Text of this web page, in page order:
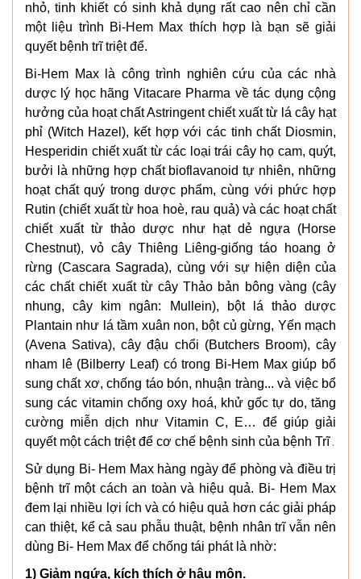
nhỏ, tinh khiết có sinh khả dụng rất cao nên chỉ cần
một liệu trình Bi-Hem Max thích hợp là bạn sẽ giải
quyết bệnh trĩ triệt để.
Bi-Hem Max là công trình nghiên cứu của các nhà
dược lý học hãng Vitacare Pharma về tác dụng cộng
hưởng của hoạt chất Astringent chiết xuất từ lá cây hạt
phỉ (Witch Hazel), kết hợp với các tinh chất Diosmin,
Hesperidin chiết xuất từ các loại trái cây họ cam, quýt,
bưởi là những hợp chất bioflavanoid tự nhiên, những
hoạt chất quý trong dược phẩm, cùng với phức hợp
Rutin (chiết xuất từ hoa hoè, rau quả) và các hoạt chất
chiết xuất từ thảo dược như hạt dẻ ngựa (Horse
Chestnut), vỏ cây Thiêng Liêng-giống táo hoang ở
rừng (Cascara Sagrada), cùng với sự hiện diện của
các chất chiết xuất từ cây Thảo bản bông vàng (cây
nhung, cây kim ngân: Mullein), bột lá thảo dược
Plantain như lá tầm xuân non, bột củ gừng, Yến mạch
(Avena Sativa), cây đậu chổi (Butchers Broom), cây
nham lê (Bilberry Leaf) có trong Bi-Hem Max giúp bổ
sung chất xơ, chống táo bón, nhuận tràng... và việc bổ
sung các vitamin chống oxy hoá, khử gốc tự do, tăng
cường miễn dịch như Vitamin C, E… để giúp giải
quyết một cách triệt để cơ chế bệnh sinh của bệnh Trĩ .
Sử dụng Bi- Hem Max hàng ngày để phòng và điều trị
bệnh trĩ một cách an toàn và hiệu quả. Bi- Hem Max
đem lại nhiều lợi ích và có hiệu quả hơn các giải pháp
can thiệt, kể cả sau phẫu thuật, bệnh nhân trĩ vẫn nên
dùng Bi- Hem Max để chống tái phát là nhờ:
1) Giảm ngứa, kích thích ở hậu môn.